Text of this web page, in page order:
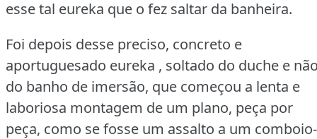
esse tal eureka que o fez saltar da banheira.
Foi depois desse preciso, concreto e
aportuguesado eureka , soltado do duche e
do banho de imersão, que começou a lenta e
laboriosa montagem de um plano, peça por
peça, como se fosse um assalto a um comboio-